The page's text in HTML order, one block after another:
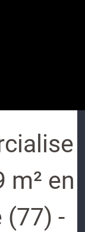
m² en
(77) -